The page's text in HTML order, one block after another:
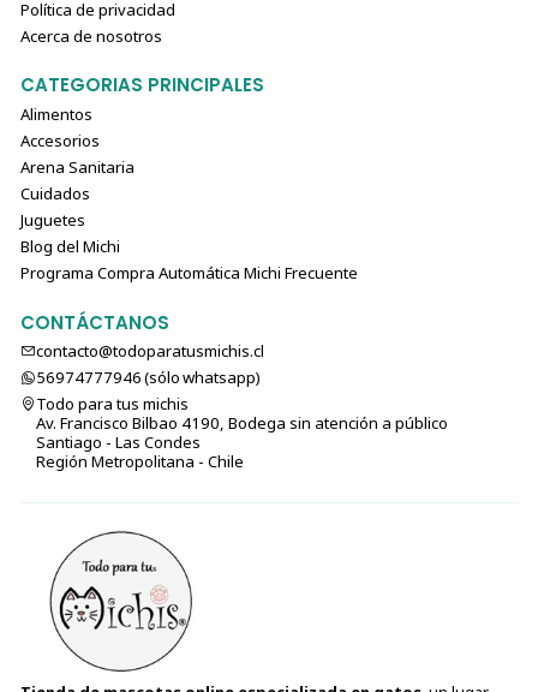
Política de privacidad
Acerca de nosotros
CATEGORIAS PRINCIPALES
Alimentos
Accesorios
Arena Sanitaria
Cuidados
Juguetes
Blog del Michi
Programa Compra Automática Michi Frecuente
CONTÁCTANOS
contacto@todoparatusmichis.cl
56974777946 (sólo⁣⁣⁣⁣⁣​​​​​​​​​​​​​​​ whatsapp)
Todo para tus michis
Av. Francisco Bilbao 4190, Bodega sin atención a público
Santiago - Las Condes
Región Metropolitana - Chile